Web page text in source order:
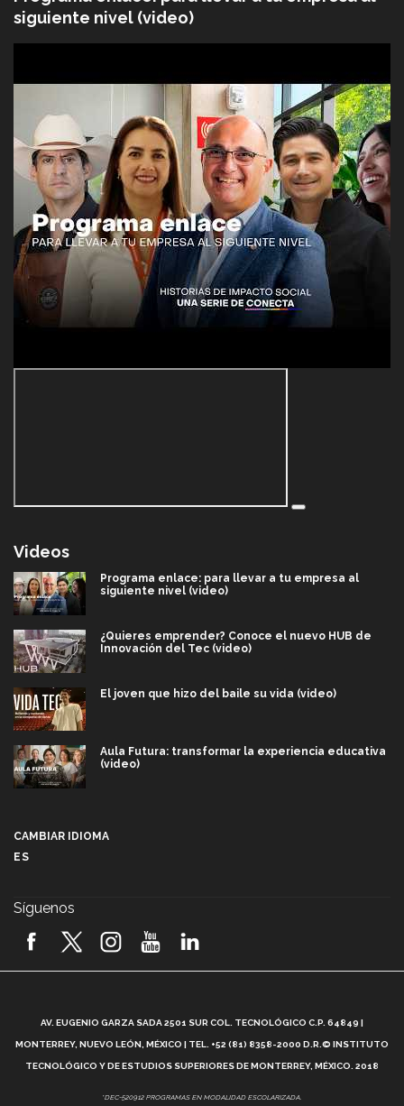
siguiente nivel (video)
Videos
Programa enlace: para llevar a tu empresa al
siguiente nivel (video)
¿Quieres emprender? Conoce el nuevo HUB de
Innovación del Tec (video)
El joven que hizo del baile su vida (video)
Aula Futura: transformar la experiencia educativa
(video)
2026! (video)
¿Cómo es el Modelo Educativo Tec? (video)
Vida Tec: Feminismo e Inteligencia Artificial, Paola
CAMBIAR IDIOMA
ES
Síguenos
AV. EUGENIO GARZA SADA 2501 SUR COL. TECNOLÓGICO C.P. 64849 |
MONTERREY, NUEVO LEÓN, MÉXICO | TEL. +52 (81) 8358-2000 D.R.© INSTITUTO
TECNOLÓGICO Y DE ESTUDIOS SUPERIORES DE MONTERREY, MÉXICO. 2018
*DEC-520912 PROGRAMAS EN MODALIDAD ESCOLARIZADA.